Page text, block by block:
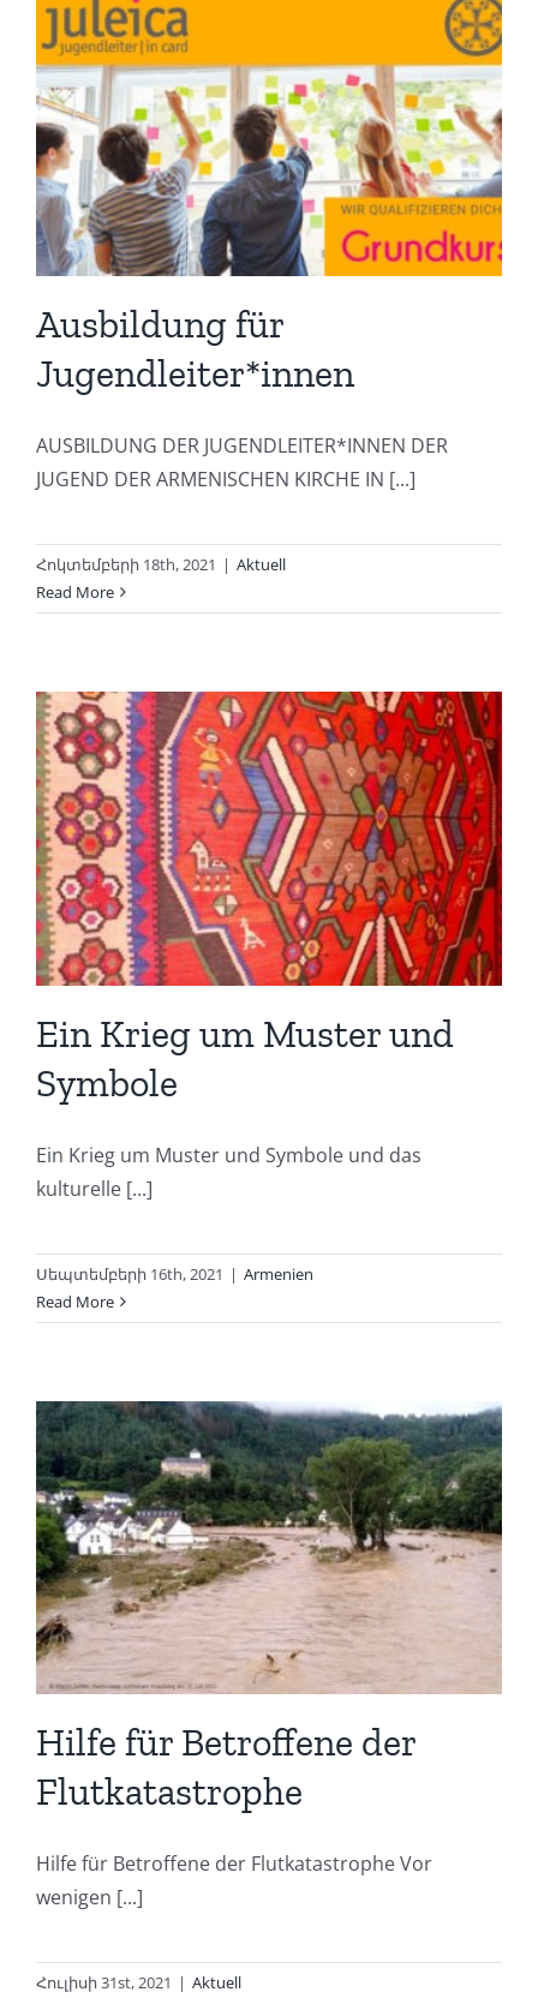
Ausbildung für
Jugendleiter*innen
AUSBILDUNG DER JUGENDLEITER*INNEN DER
JUGEND DER ARMENISCHEN KIRCHE IN [...]
Հոկտեմբերի 18th, 2021 | Aktuell
Read More
Ein Krieg um Muster und
Symbole
Ein Krieg um Muster und Symbole und das
kulturelle [...]
Սեպտեմբերի 16th, 2021 | Armenien
Read More
Hilfe für Betroffene der
Flutkatastrophe
Hilfe für Betroffene der Flutkatastrophe Vor
wenigen [...]
Հուլիսի 31st, 2021 | Aktuell